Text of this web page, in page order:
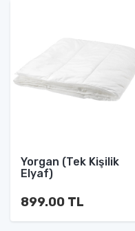
Yorgan (Tek Kişilik
Elyaf)
899.00 TL